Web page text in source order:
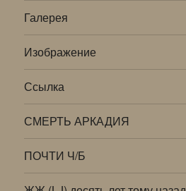
Галерея
Изображение
Ссылка
СМЕРТЬ АРКАДИЯ
ПОЧТИ Ч/Б